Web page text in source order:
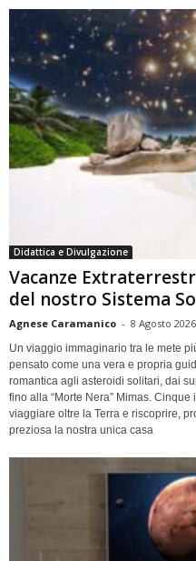
Didattica e Divulgazione
Vacanze
del nostro Sistema
Agnese Caramanico - 8 Agosto 2026
Un viaggio immaginario tra le mete
pensato come una vera e propria
romantica agli asteroidi solitari, dai
fino alla “Morte Nera” Mimas.
viaggiare oltre la Terra e riscoprire,
preziosa la nostra unica casa